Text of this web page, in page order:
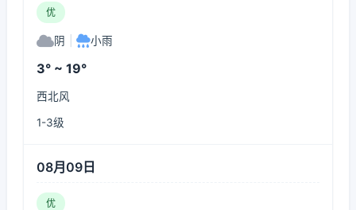
优
阴 小雨
3° ~ 19°
西北风
1-3级
08月09日
优